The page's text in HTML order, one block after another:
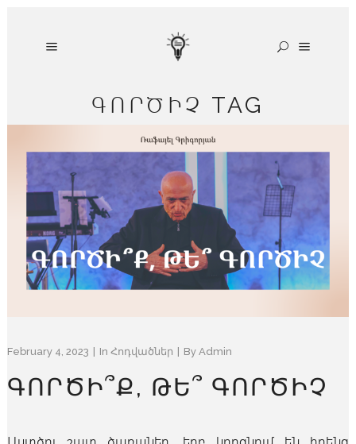
ԳՈՐԾԻՉ TAG
February 4, 2023 In Հոդվածներ By Admin
ԳՈՐԾԻ՞Ք, ԹԵ՞ ԳՈՐԾԻՉ